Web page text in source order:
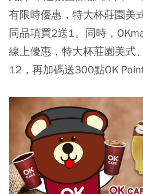
有限時優惠，特大杯莊園美
同品項買2送1。同時，
線上優惠，特大杯莊園美式
12，再加碼送300點OK Point